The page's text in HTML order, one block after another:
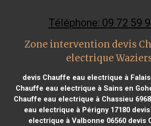
Téléphone: 09 72 59
Zone intervention devis
electrique
devis Chauffe eau electrique à
Chauffe eau electrique à Sains en
Chauffe eau electrique à Chassieu
eau electrique à Périgny 17180
electrique à Valbonne 06560devis